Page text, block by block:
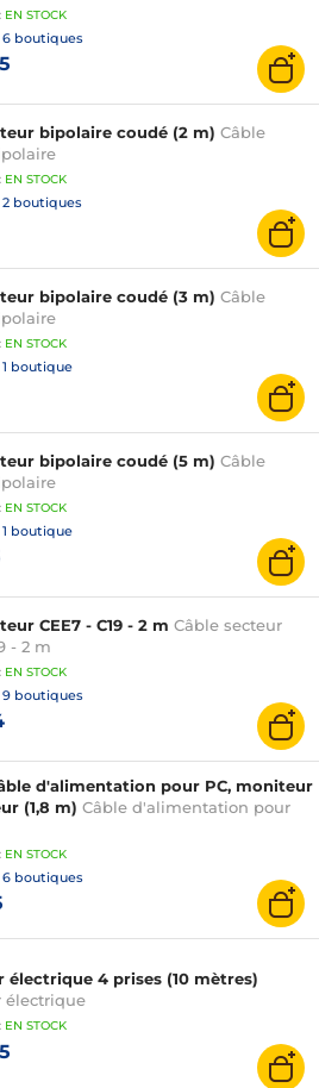
: EN STOCK
6 boutiques
bipolaire coudé (2 m) Câble
: EN STOCK
2 boutiques
bipolaire coudé (3 m) Câble
: EN STOCK
1 boutique
bipolaire coudé (5 m) Câble
: EN STOCK
1 boutique
CEE7 - C19 - 2 m Câble secteur
- 2 m
: EN STOCK
9 boutiques
d'alimentation pour PC, moniteur
(1,8 m) Câble d'alimentation pour
: EN STOCK
6 boutiques
électrique 4 prises (10 mètres)
électrique
: EN STOCK